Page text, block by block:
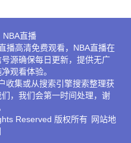
NBA直播
播高清免费观看，NBA直播在
源确保每日更新，提供无广
观看体验。
收集或从搜索引擎搜索整理获
，我们会第一时间处理，谢
Reserved 版权所有 网站地